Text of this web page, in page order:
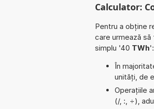
Calculator:
Pentru a obține
care urmează
simplu '40 TWh':
În
unități, de
Operațiile
(/, :, ÷),